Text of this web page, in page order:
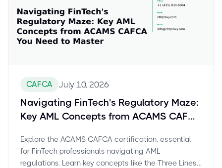
CAFCA July 10, 2026
Navigating FinTech's Regulatory Maze:
Key AML Concepts from ACAMS CAFCA
Explore the ACAMS CAFCA certification, essential
for FinTech professionals navigating AML
regulations. Learn key concepts like the Three Lines